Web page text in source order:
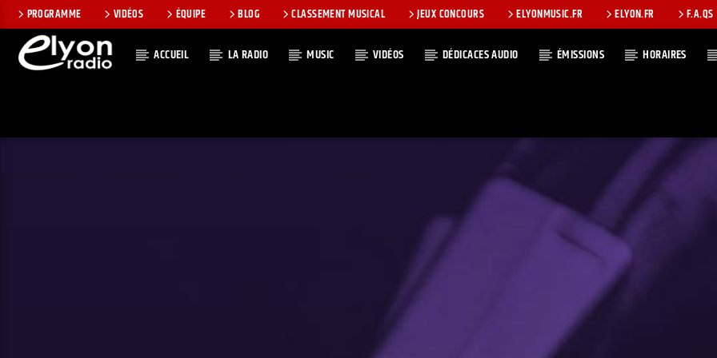
PROGRAMME VIDÉOS ÉQUIPE BLOG CLASSEMENT MUSICAL JEUX CONCOURS ELYONMUSIC.FR ELYON.FR F.A.QS
ACCUEIL LA RADIO MUSIC VIDÉOS DÉDICACES AUDIO ÉMISSIONS HORAIRES